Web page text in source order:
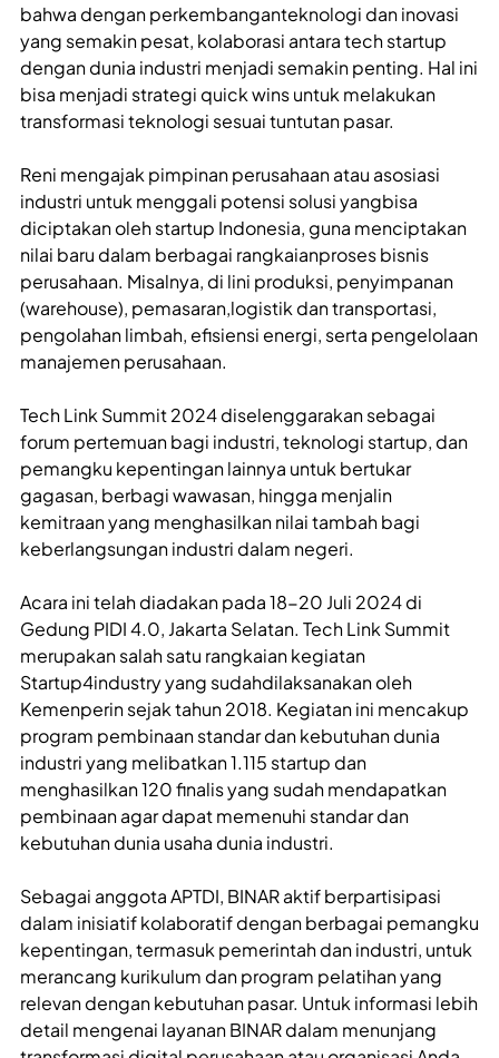
bahwa dengan perkembanganteknologi dan inovasi
yang semakin pesat, kolaborasi antara tech startup
dengan dunia industri menjadi semakin penting. Hal ini
bisa menjadi strategi quick wins untuk melakukan
transformasi teknologi sesuai tuntutan pasar.
Reni mengajak pimpinan perusahaan atau asosiasi
industri untuk menggali potensi solusi yangbisa
diciptakan oleh startup Indonesia, guna menciptakan
nilai baru dalam berbagai rangkaianproses bisnis
perusahaan. Misalnya, di lini produksi, penyimpanan
(warehouse), pemasaran,logistik dan transportasi,
pengolahan limbah, efisiensi energi, serta pengelolaan
manajemen perusahaan.
Tech Link Summit 2024 diselenggarakan sebagai
forum pertemuan bagi industri, teknologi startup, dan
pemangku kepentingan lainnya untuk bertukar
gagasan, berbagi wawasan, hingga menjalin
kemitraan yang menghasilkan nilai tambah bagi
keberlangsungan industri dalam negeri.
Acara ini telah diadakan pada 18-20 Juli 2024 di
Gedung PIDI 4.0, Jakarta Selatan. Tech Link Summit
merupakan salah satu rangkaian kegiatan
Startup4industry yang sudahdilaksanakan oleh
Kemenperin sejak tahun 2018. Kegiatan ini mencakup
program pembinaan standar dan kebutuhan dunia
industri yang melibatkan 1.115 startup dan
menghasilkan 120 finalis yang sudah mendapatkan
pembinaan agar dapat memenuhi standar dan
kebutuhan dunia usaha dunia industri.
Sebagai anggota APTDI, BINAR aktif berpartisipasi
dalam inisiatif kolaboratif dengan berbagai pemangku
kepentingan, termasuk pemerintah dan industri, untuk
merancang kurikulum dan program pelatihan yang
relevan dengan kebutuhan pasar. Untuk informasi lebih
detail mengenai layanan BINAR dalam menunjang